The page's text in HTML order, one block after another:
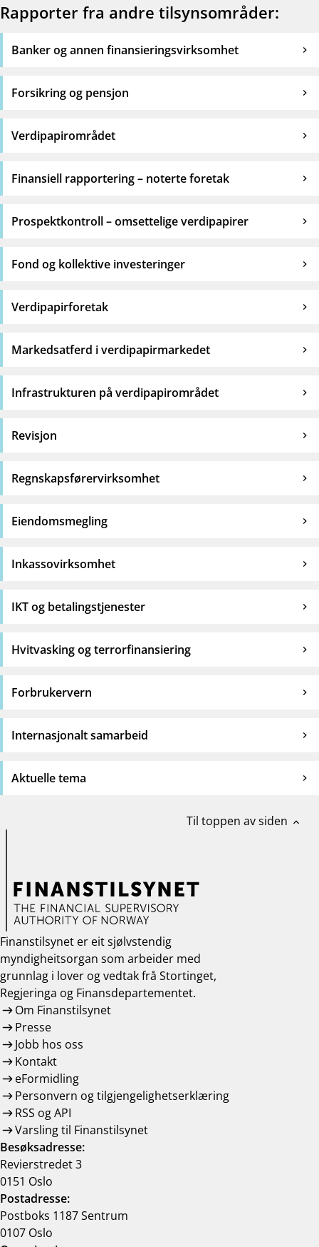
Rapporter fra andre tilsynsområder:
Banker og annen finansieringsvirksomhet
Forsikring og pensjon
Verdipapirområdet
Finansiell rapportering – noterte foretak
Prospektkontroll – omsettelige verdipapirer
Fond og kollektive investeringer
Verdipapirforetak
Markedsatferd i verdipapirmarkedet
Infrastrukturen på verdipapirområdet
Revisjon
Regnskapsførervirksomhet
Eiendomsmegling
Inkassovirksomhet
IKT og betalingstjenester
Hvitvasking og terrorfinansiering
Forbrukervern
Internasjonalt samarbeid
Aktuelle tema
Til toppen av siden expand_less
Finanstilsynet er eit sjølvstendig
myndigheitsorgan som arbeider med
grunnlag i lover og vedtak frå Stortinget,
Regjeringa og Finansdepartementet.
Om Finanstilsynet
Presse
Jobb hos oss
Kontakt
eFormidling
Personvern og tilgjengelighetserklæring
RSS og API
Varsling til Finanstilsynet
Besøksadresse:
Revierstredet 3
0151 Oslo
Postadresse:
Postboks 1187 Sentrum
0107 Oslo